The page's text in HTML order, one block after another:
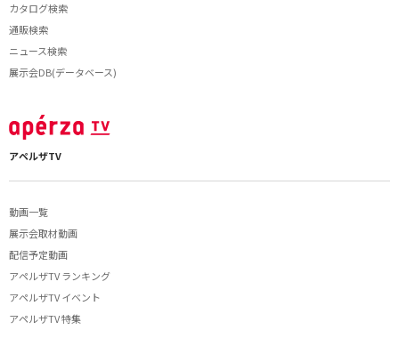
カタログ検索
通販検索
ニュース検索
展示会DB(データベース)
アペルザTV
動画一覧
展示会取材動画
配信予定動画
アペルザTV ランキング
アペルザTV イベント
アペルザTV 特集